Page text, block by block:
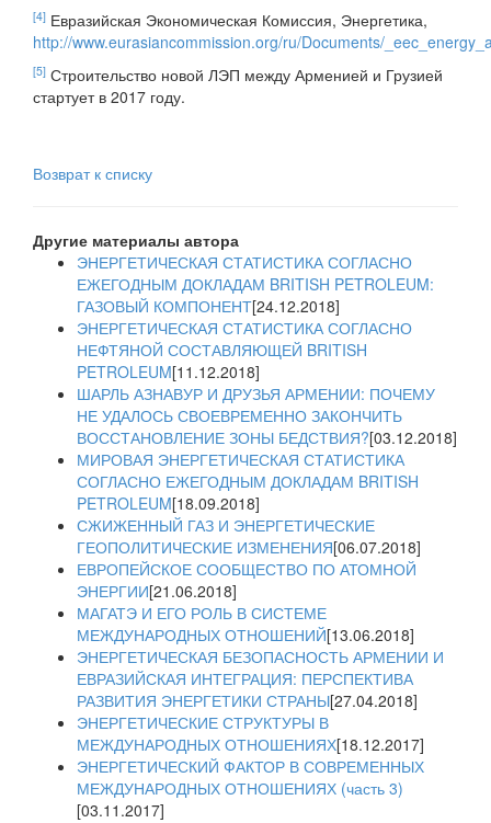
[4] Евразийская Экономическая Комиссия, Энергетика,
http://www.eurasiancommission.org/ru/Documents/
[5] Строительство новой ЛЭП между Арменией и Грузией
стартует в 2017 году.
Возврат к списку
Другие материалы автора
ЭНЕРГЕТИЧЕСКАЯ СТАТИСТИКА СОГЛАСНО
ЕЖЕГОДНЫМ ДОКЛАДАМ BRITISH PETROLEUM:
ГАЗОВЫЙ КОМПОНЕНТ[24.12.2018]
ЭНЕРГЕТИЧЕСКАЯ СТАТИСТИКА СОГЛАСНО
НЕФТЯНОЙ СОСТАВЛЯЮЩЕЙ BRITISH
PETROLEUM[11.12.2018]
ШАРЛЬ АЗНАВУР И ДРУЗЬЯ АРМЕНИИ: ПОЧЕМУ
НЕ УДАЛОСЬ СВОЕВРЕМЕННО ЗАКОНЧИТЬ
ВОССТАНОВЛЕНИЕ ЗОНЫ БЕДСТВИЯ?[03.12.2018]
МИРОВАЯ ЭНЕРГЕТИЧЕСКАЯ СТАТИСТИКА
СОГЛАСНО ЕЖЕГОДНЫМ ДОКЛАДАМ BRITISH
PETROLEUM[18.09.2018]
СЖИЖЕННЫЙ ГАЗ И ЭНЕРГЕТИЧЕСКИЕ
ГЕОПОЛИТИЧЕСКИЕ ИЗМЕНЕНИЯ[06.07.2018]
ЕВРОПЕЙСКОЕ СООБЩЕСТВО ПО АТОМНОЙ
ЭНЕРГИИ[21.06.2018]
МАГАТЭ И ЕГО РОЛЬ В СИСТЕМЕ
МЕЖДУНАРОДНЫХ ОТНОШЕНИЙ[13.06.2018]
ЭНЕРГЕТИЧЕСКАЯ БЕЗОПАСНОСТЬ АРМЕНИИ И
ЕВРАЗИЙСКАЯ ИНТЕГРАЦИЯ: ПЕРСПЕКТИВА
РАЗВИТИЯ ЭНЕРГЕТИКИ СТРАНЫ[27.04.2018]
ЭНЕРГЕТИЧЕСКИЕ СТРУКТУРЫ В
МЕЖДУНАРОДНЫХ ОТНОШЕНИЯХ[18.12.2017]
ЭНЕРГЕТИЧЕСКИЙ ФАКТОР В СОВРЕМЕННЫХ
МЕЖДУНАРОДНЫХ ОТНОШЕНИЯХ (часть 3)
[03.11.2017]